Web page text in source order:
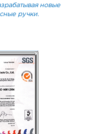
новые
ручки.